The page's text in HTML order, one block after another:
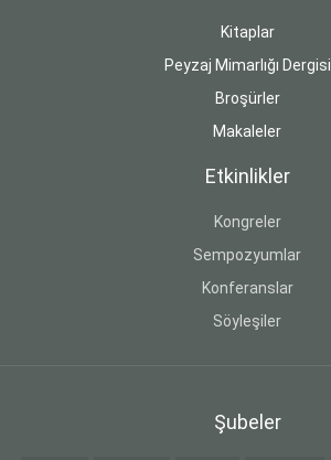
Kitaplar
Peyzaj Mimarlığı Dergisi
Broşürler
Makaleler
Etkinlikler
Kongreler
Sempozyumlar
Konferanslar
Söyleşiler
Şubeler